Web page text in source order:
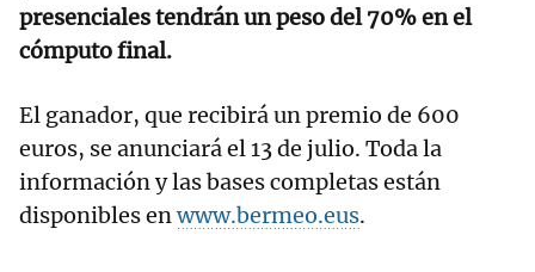
presenciales tendrán un peso del 70% en el
cómputo final.
El ganador, que recibirá un premio de 600
euros, se anunciará el 13 de julio. Toda la
información y las bases completas están
disponibles enwww.bermeo.eus.